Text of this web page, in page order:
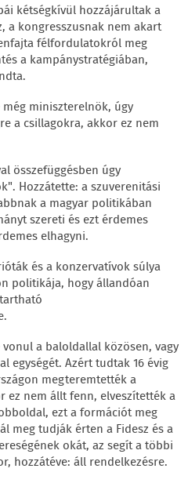
kétségkívül hozzájárultak a
a kongresszusnak nem akart
félfordulatokról meg
a kampánystratégiában,
miniszterelnök, úgy
a csillagokra, akkor ez nem
összefüggésben úgy
Hozzátette: a szuverenitási
a magyar politikában
szereti és ezt érdemes
elhagyni.
és a konzervatívok súlya
politikája, hogy állandóan
a baloldallal közösen, vagy
egységét. Azért tudtak 16 évig
megteremtették a
ez nem állt fenn, elveszítették a
ezt a formációt meg
meg tudják érten a Fidesz és a
okát, az segít a többi
hozzátéve: áll rendelkezésre.